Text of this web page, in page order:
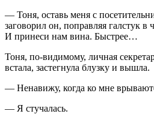
— Тоня, оставь меня с
заговорил он, поправляя галстук
И принеси нам вина. Быстрее…
Тоня, по-видимому, личная
встала, застегнула блузку и вышла.
— Ненавижу, когда ко мне
— Я стучалась.